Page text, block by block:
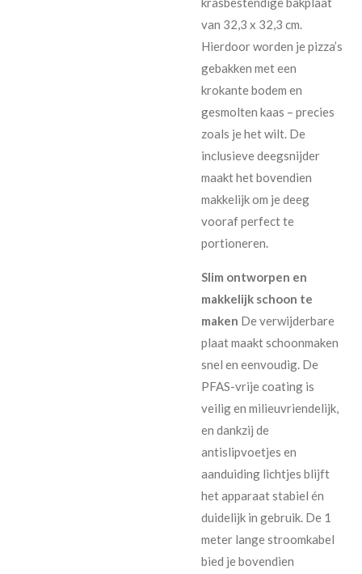
van 32,3 x 32,3 cm.
Hierdoor worden je pizza’s
gebakken met een
krokante bodem en
gesmolten kaas – precies
zoals je het wilt. De
inclusieve deegsnijder
maakt het bovendien
makkelijk om je deeg
vooraf perfect te
portioneren.
Slim ontworpen en
makkelijk schoon te
maken De verwijderbare
plaat maakt schoonmaken
snel en eenvoudig. De
PFAS-vrije coating is
veilig en milieuvriendelijk,
en dankzij de
antislipvoetjes en
aanduiding lichtjes blijft
het apparaat stabiel én
duidelijk in gebruik. De 1
meter lange stroomkabel
bied je bovendien